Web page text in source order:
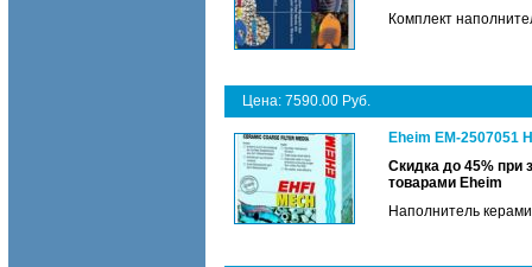
Комплект
Цена: 7590.00 Руб.
Eheim EM-2507051
Скидка до 45% при
товарами Eheim
Наполнитель